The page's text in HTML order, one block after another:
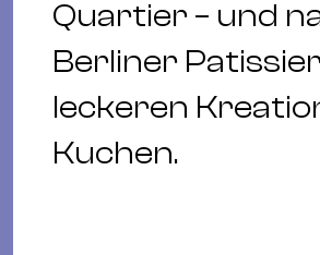
Quartier – und
Berliner
leckeren
Kuchen.